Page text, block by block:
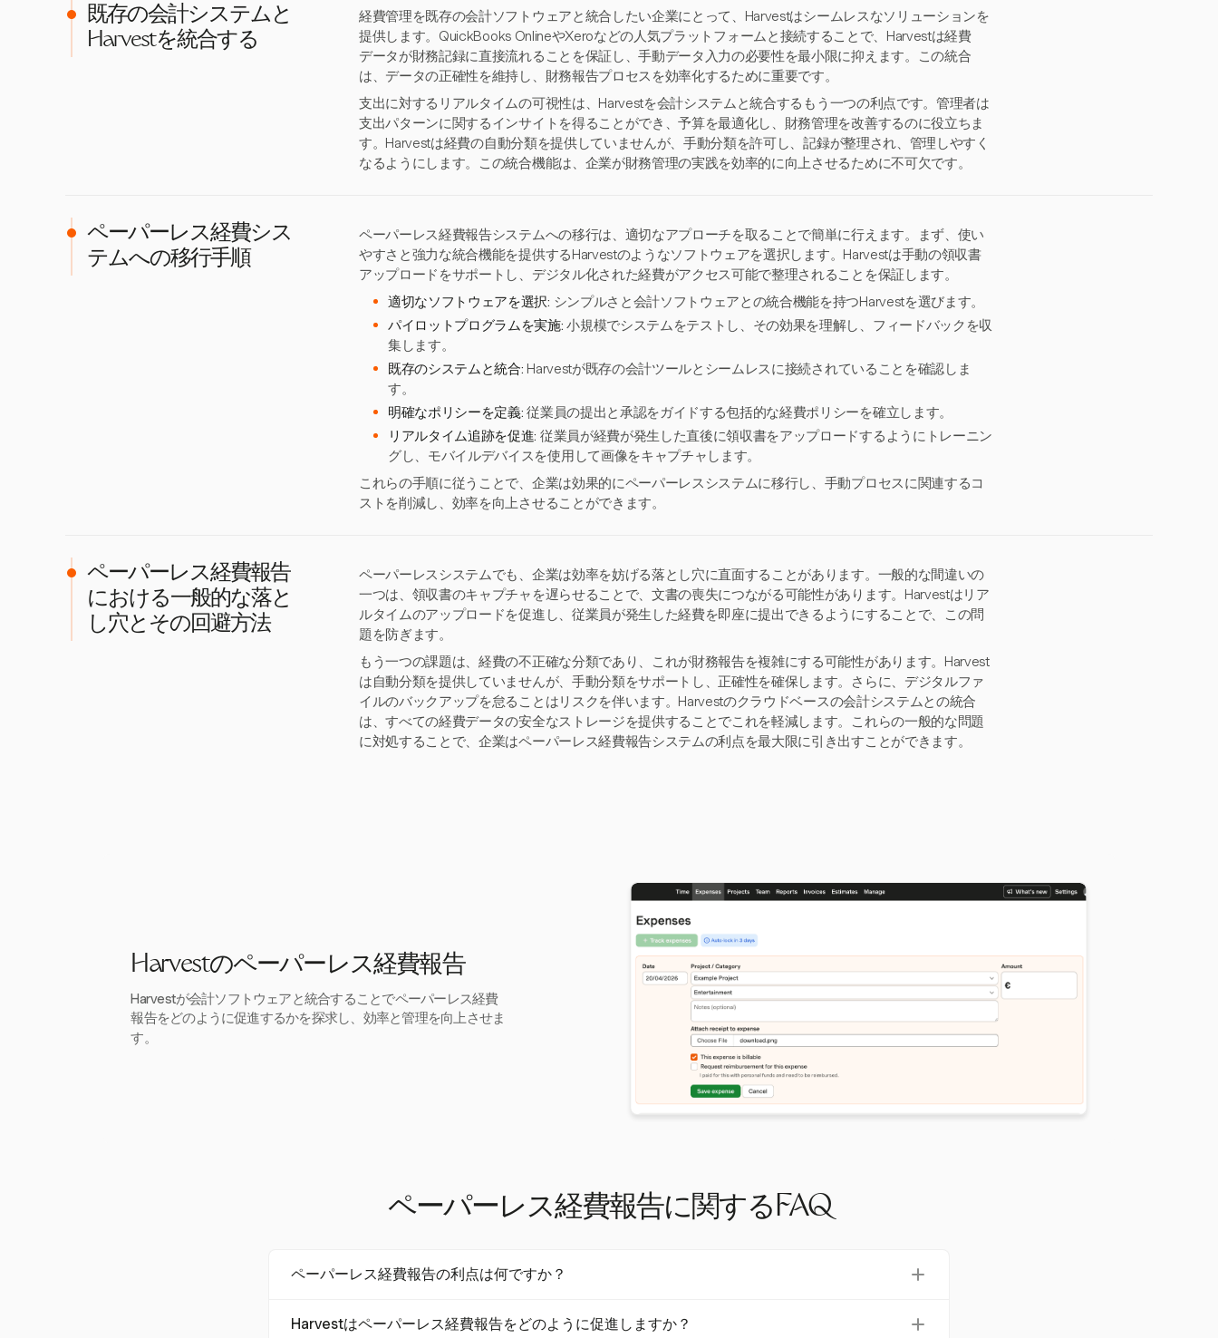
既存の会計システムと
Harvestを統合する
経費管理を既存の会計ソフトウェアと統合したい企業にとって、Harvestはシームレスなソリューションを
提供します。QuickBooks OnlineやXeroなどの人気プラットフォームと接続することで、Harvestは経費
データが財務記録に直接流れることを保証し、手動データ入力の必要性を最小限に抑えます。この統合
は、データの正確性を維持し、財務報告プロセスを効率化するために重要です。
支出に対するリアルタイムの可視性は、Harvestを会計システムと統合するもう一つの利点です。管理者は
支出パターンに関するインサイトを得ることができ、予算を最適化し、財務管理を改善するのに役立ちま
す。Harvestは経費の自動分類を提供していませんが、手動分類を許可し、記録が整理され、管理しやすく
なるようにします。この統合機能は、企業が財務管理の実践を効率的に向上させるために不可欠です。
ペーパーレス経費シス
テムへの移行手順
ペーパーレス経費報告システムへの移行は、適切なアプローチを取ることで簡単に行えます。まず、使い
やすさと強力な統合機能を提供するHarvestのようなソフトウェアを選択します。Harvestは手動の領収書
アップロードをサポートし、デジタル化された経費がアクセス可能で整理されることを保証します。
適切なソフトウェアを選択: シンプルさと会計ソフトウェアとの統合機能を持つHarvestを選びます。
パイロットプログラムを実施: 小規模でシステムをテストし、その効果を理解し、フィードバックを収
集します。
既存のシステムと統合: Harvestが既存の会計ツールとシームレスに接続されていることを確認しま
す。
明確なポリシーを定義: 従業員の提出と承認をガイドする包括的な経費ポリシーを確立します。
リアルタイム追跡を促進: 従業員が経費が発生した直後に領収書をアップロードするようにトレーニン
グし、モバイルデバイスを使用して画像をキャプチャします。
これらの手順に従うことで、企業は効果的にペーパーレスシステムに移行し、手動プロセスに関連するコ
ストを削減し、効率を向上させることができます。
ペーパーレス経費報告
における一般的な落と
し穴とその回避方法
ペーパーレスシステムでも、企業は効率を妨げる落とし穴に直面することがあります。一般的な間違いの
一つは、領収書のキャプチャを遅らせることで、文書の喪失につながる可能性があります。Harvestはリア
ルタイムのアップロードを促進し、従業員が発生した経費を即座に提出できるようにすることで、この問
題を防ぎます。
もう一つの課題は、経費の不正確な分類であり、これが財務報告を複雑にする可能性があります。Harvest
は自動分類を提供していませんが、手動分類をサポートし、正確性を確保します。さらに、デジタルファ
イルのバックアップを怠ることはリスクを伴います。Harvestのクラウドベースの会計システムとの統合
は、すべての経費データの安全なストレージを提供することでこれを軽減します。これらの一般的な問題
に対処することで、企業はペーパーレス経費報告システムの利点を最大限に引き出すことができます。
Harvestのペーパーレス経費報告
Harvestが会計ソフトウェアと統合することでペーパーレス経費
報告をどのように促進するかを探求し、効率と管理を向上させま
す。
ペーパーレス経費報告に関するFAQ
ペーパーレス経費報告の利点は何ですか？
間を最大70%短縮し、戦略的なタスクにリソースを解放し、エラーや詐欺のリスクを減少させることで
Harvestはペーパーレス経費報告をどのように促進しますか？